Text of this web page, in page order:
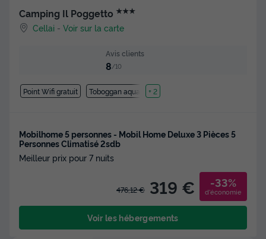
Camping Il Poggetto ★★★
Cellai -Voir sur la carte
Avis clients
8/10
Point Wifi gratuit Toboggan aquatique
+ 2
Mobilhome 5 personnes - Mobil Home Deluxe 3 Pièces 5
Personnes Climatisé 2sdb
Meilleur prix pour 7 nuits
476,12 € 319 € -33%
d'économie
Voir les hébergements